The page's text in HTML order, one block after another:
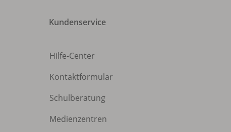
Kundenservice
Hilfe-Center
Kontaktformular
Schulberatung
Medienzentren